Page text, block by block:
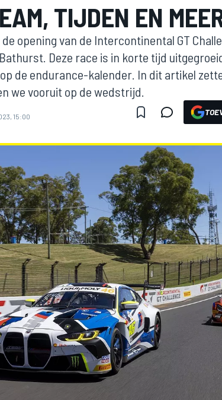
TIJDEN EN
opening van de Intercontinental GT
Deze race is in korte tijd
de endurance-kalender. In dit artikel
we vooruit op de wedstrijd.
15:00